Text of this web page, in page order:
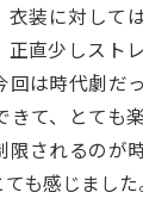
装に対して
正直少しスト
回は時代劇だ
きて、とても
されるのが
も感じました